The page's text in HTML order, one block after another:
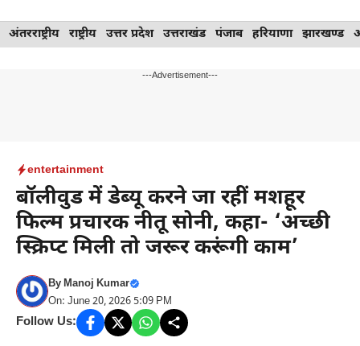
Skip
to
अंतरराष्ट्रीय राष्ट्रीय उत्तर प्रदेश उत्तराखंड पंजाब हरियाणा झारखण्ड
---Advertisement---
entertainment
बॉलीवुड में डेब्यू करने जा रहीं मशहूर
फिल्म प्रचारक नीतू सोनी, कहा- ‘अच्छी
स्क्रिप्ट मिली तो जरूर करूंगी काम’
ByManoj Kumar
On: June 20, 2026 5:09 PM
Follow Us: